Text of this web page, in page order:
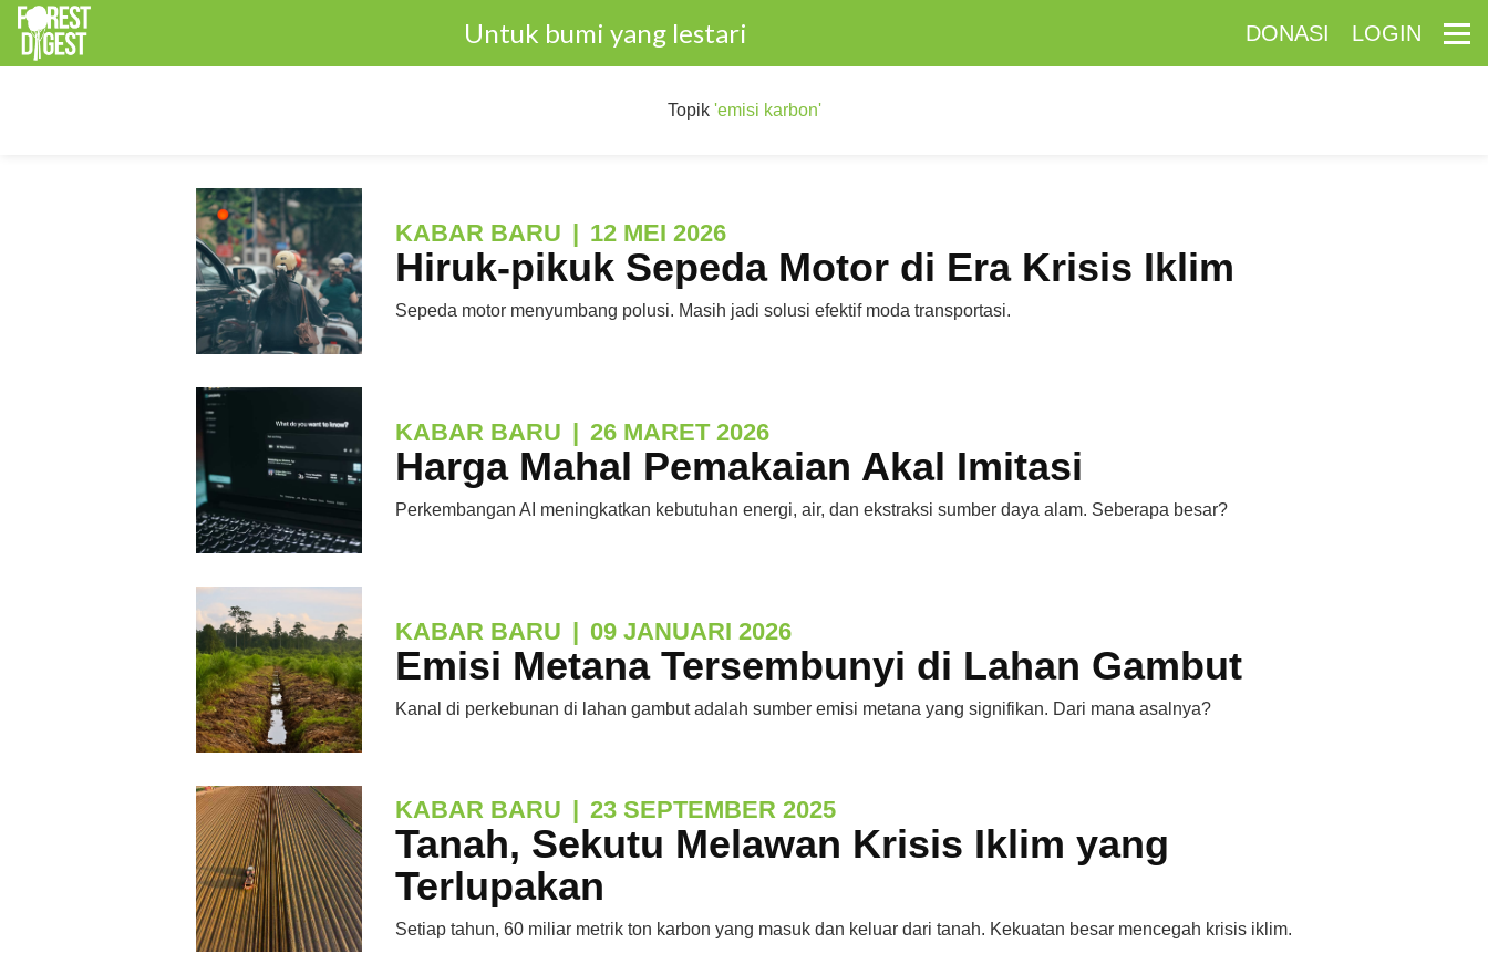
Untuk bumi yang lestari DONASI LOGIN
Topik 'emisi karbon'
KABAR BARU | 12 MEI 2026
Hiruk-pikuk Sepeda Motor di Era Krisis Iklim
Sepeda motor menyumbang polusi. Masih jadi solusi efektif moda transportasi.
KABAR BARU | 26 MARET 2026
Harga Mahal Pemakaian Akal Imitasi
Perkembangan AI meningkatkan kebutuhan energi, air, dan ekstraksi sumber daya alam. Seberapa besar?
KABAR BARU | 09 JANUARI 2026
Emisi Metana Tersembunyi di Lahan Gambut
Kanal di perkebunan di lahan gambut adalah sumber emisi metana yang signifikan. Dari mana asalnya?
KABAR BARU | 23 SEPTEMBER 2025
Tanah, Sekutu Melawan Krisis Iklim yang
Terlupakan
Setiap tahun, 60 miliar metrik ton karbon yang masuk dan keluar dari tanah. Kekuatan besar mencegah krisis iklim.